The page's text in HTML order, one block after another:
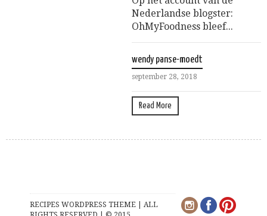
Nederlandse blogster:
OhMyFoodness bleef...
wendy panse-moedt
september 28, 2018
Read More
RECIPES WORDPRESS THEME | ALL